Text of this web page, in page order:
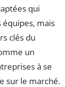
qui
mais
clés du
un
à se
sur le marché.